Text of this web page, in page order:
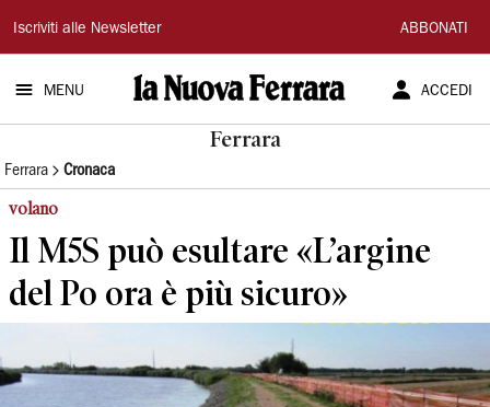
La
Nuova
Ferrara
Iscriviti alle Newsletter ABBONATI
MENU ACCEDI
Ferrara
Ferrara Cronaca
volano
Il M5S può esultare «L’argine
del Po ora è più sicuro»